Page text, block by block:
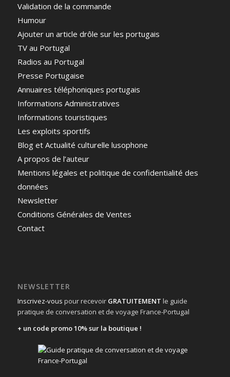
Validation de la commande
Humour
Ajouter un article drôle sur les portugais
TV au Portugal
Radios au Portugal
Presse Portugaise
Annuaires téléphoniques portugais
Informations Administratives
Informations touristiques
Les exploits sportifs
Blog et Actualité culturelle lusophone
A propos de l’auteur
Mentions légales et politique de confidentialité des
données
Newsletter
Conditions Générales de Ventes
Contact
NEWSLETTER
Inscrivez-vous pour recevoir GRATUITEMENT le guide
pratique de conversation et de voyage France-Portugal
+ un code promo 10% sur la boutique !